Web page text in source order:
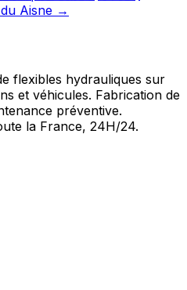
Aisne →
flexibles hydrauliques sur
et véhicules. Fabrication de
préventive.
la France, 24H/24.